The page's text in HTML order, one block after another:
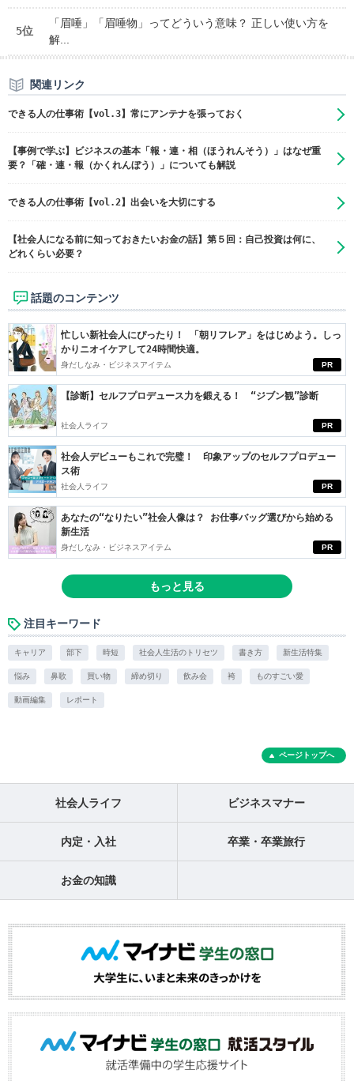
5位
「眉唾」「眉唾物」ってどういう意味？ 正しい使い方を
解...
関連リンク
できる人の仕事術【vol.3】常にアンテナを張っておく
【事例で学ぶ】ビジネスの基本「報・連・相（ほうれんそう）」はなぜ重
要？「確・連・報（かくれんぼう）」についても解説
できる人の仕事術【vol.2】出会いを大切にする
【社会人になる前に知っておきたいお金の話】第５回：自己投資は何に、
どれくらい必要？
話題のコンテンツ
PR
忙しい新社会人にぴったり！ 「朝リフレア」をはじめよう。しっ
かりニオイケアして24時間快適。
身だしなみ・ビジネスアイテム
PR
【診断】セルフプロデュース力を鍛える！ “ジブン観”診断
社会人ライフ
PR
社会人デビューもこれで完璧！ 印象アップのセルフプロデュー
ス術
社会人ライフ
PR
あなたの“なりたい”社会人像は？ お仕事バッグ選びから始める
新生活
身だしなみ・ビジネスアイテム
もっと見る
注目キーワード
キャリア 部下 時短 社会人生活のトリセツ 書き方 新生活特集
悩み 鼻歌 買い物 締め切り 飲み会 袴 ものすごい愛
動画編集 レポート
ページトップへ
社会人ライフ ビジネスマナー
内定・入社 卒業・卒業旅行
お金の知識